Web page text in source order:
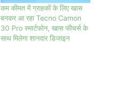
कम कीमत में ग्राहकों के लिए खास
बनकर आ रहा Tecno Camon
30 Pro स्मार्टफोन, खास फीचर्स के
साथ मिलेगा शानदार डिजाइन